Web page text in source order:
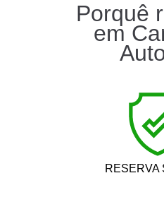
Porquê
em
RESERVA